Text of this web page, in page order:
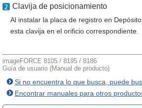
Clavija de posicionamiento
Al instalar la placa de registro en
esta clavija en el orificio correspondiente.
imageFORCE 8105 / 8195 / 8186
Guía de usuario (Manual de producto)
Si no encuentra lo que busca, puede
Encontrar manuales para otros